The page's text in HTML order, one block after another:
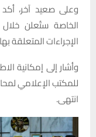
وعلى صعيد آخر، أكد
الخاصة ستُعلن
الإجراءات المتعلقة
وأشار إلى إمكانية
للمكتب الإعلامي
انتهى.